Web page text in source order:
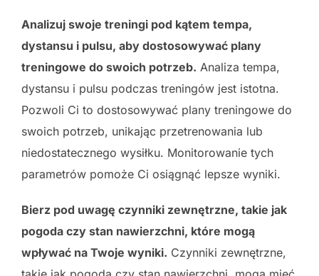
Analizuj swoje treningi pod kątem tempa,
dystansu i pulsu, aby dostosowywać plany
treningowe do swoich potrzeb. Analiza tempa,
dystansu i pulsu podczas treningów jest istotna.
Pozwoli Ci to dostosowywać plany treningowe do
swoich potrzeb, unikając przetrenowania lub
niedostatecznego wysiłku. Monitorowanie tych
parametrów pomoże Ci osiągnąć lepsze wyniki.
Bierz pod uwagę czynniki zewnętrzne, takie jak
pogoda czy stan nawierzchni, które mogą
wpływać na Twoje wyniki. Czynniki zewnętrzne,